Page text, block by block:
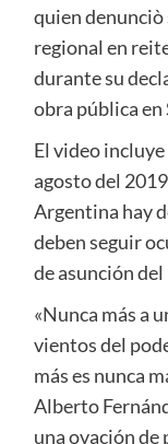
quien denunciò
regional en
durante su
obra pública en
El video
agosto del
Argentina hay
deben seguir
de asunción
«Nunca más a
vientos del
más es nunca
Alberto
una ovación de